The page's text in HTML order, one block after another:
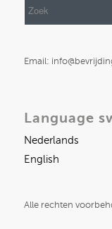
Email:
Language
Nederlands
English
Alle rechten